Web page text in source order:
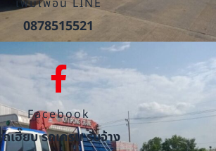
เพิ่มเพื่อน LINE
0878515521
Facebook
รถเฮี๊ยบ รถเครน รับจ้าง